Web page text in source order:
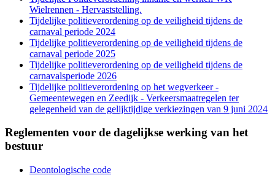
Wielrennen - Hervaststelling.
Tijdelijke politieverordening op de veiligheid tijdens de
carnaval periode 2024
Tijdelijke politieverordening op de veiligheid tijdens de
carnaval periode 2025
Tijdelijke politieverordening op de veiligheid tijdens de
carnavalsperiode 2026
Tijdelijke politieverordening op het wegverkeer -
Gemeentewegen en Zeedijk - Verkeersmaatregelen ter
gelegenheid van de gelijktijdige verkiezingen van 9 juni 2024
Reglementen voor de dagelijkse werking van het
bestuur
Deontologische code